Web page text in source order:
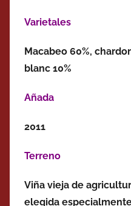
Varietales
Macabeo 60%,
blanc 10%
Añada
2011
Terreno
Viña vieja de
elegida